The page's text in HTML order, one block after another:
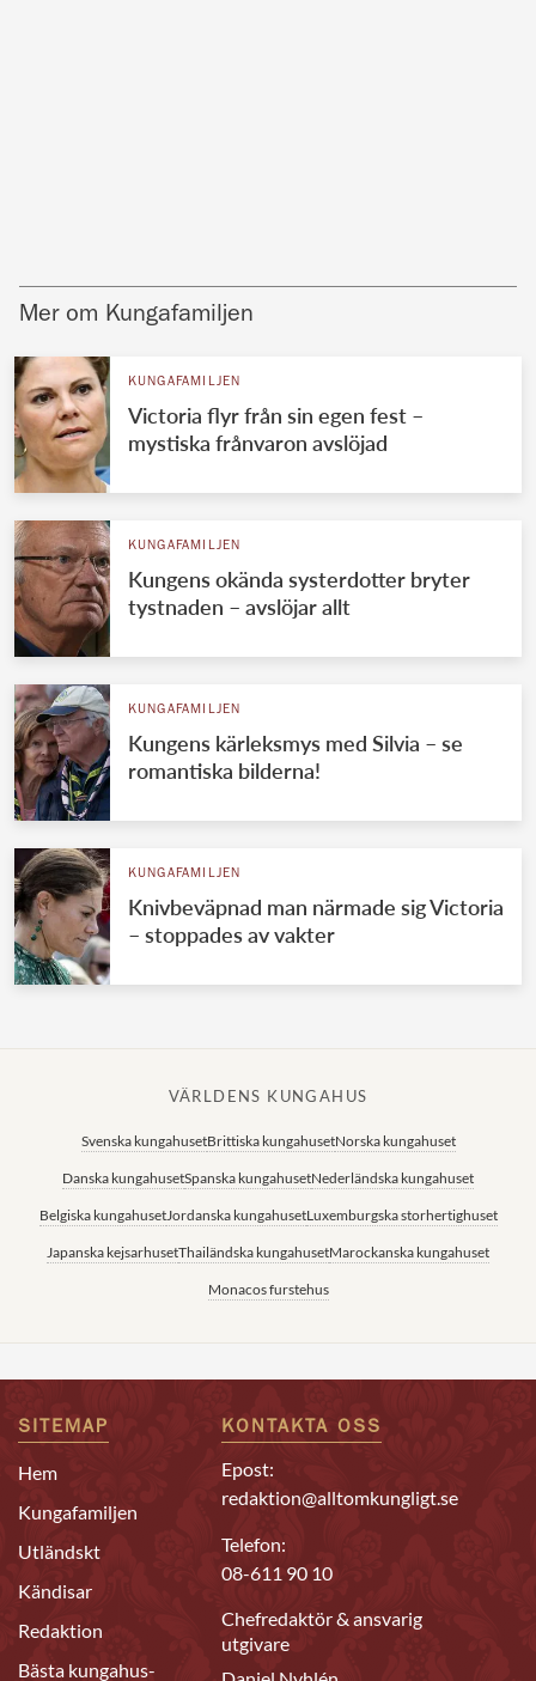
Mer om Kungafamiljen
KUNGAFAMILJEN
Victoria flyr från sin egen fest –
mystiska frånvaron avslöjad
KUNGAFAMILJEN
Kungens okända systerdotter bryter
tystnaden – avslöjar allt
KUNGAFAMILJEN
Kungens kärleksmys med Silvia – se
romantiska bilderna!
KUNGAFAMILJEN
Knivbeväpnad man närmade sig Victoria
– stoppades av vakter
VÄRLDENS KUNGAHUS
Svenska kungahusetBrittiska kungahusetNorska kungahuset
Danska kungahusetSpanska kungahusetNederländska kungahuset
Belgiska kungahusetJordanska kungahusetLuxemburgska storhertighuset
Japanska kejsarhusetThailändska kungahusetMarockanska kungahuset
Monacos furstehus
SITEMAP
Hem
Kungafamiljen
Utländskt
Kändisar
Redaktion
Bästa kungahus-
KONTAKTA OSS
Epost:
redaktion@alltomkungligt.se
Telefon:
08-611 90 10
Chefredaktör & ansvarig
utgivare